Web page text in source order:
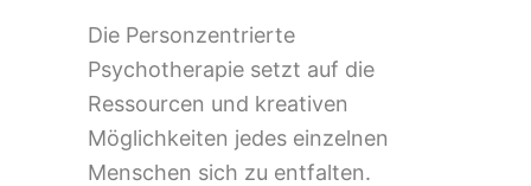
Die Personzentrierte
Psychotherapie setzt auf die
Ressourcen und kreativen
Möglichkeiten jedes einzelnen
Menschen sich zu entfalten.